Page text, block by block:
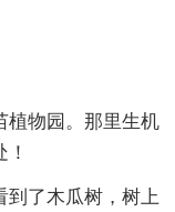
植物园。那里生机
到了木瓜树，树上